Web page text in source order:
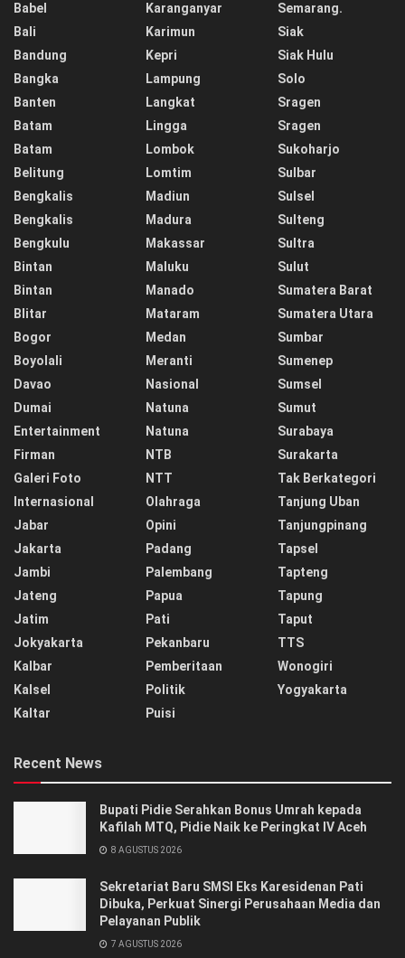
Babel
Bali
Bandung
Bangka
Banten
Batam
Batam
Belitung
Bengkalis
Bengkalis
Bengkulu
Bintan
Bintan
Blitar
Bogor
Boyolali
Davao
Dumai
Entertainment
Firman
Galeri Foto
Internasional
Jabar
Jakarta
Jambi
Jateng
Jatim
Jokyakarta
Kalbar
Kalsel
Kaltar
Karanganyar
Karimun
Kepri
Lampung
Langkat
Lingga
Lombok
Lomtim
Madiun
Madura
Makassar
Maluku
Manado
Mataram
Medan
Meranti
Nasional
Natuna
Natuna
NTB
NTT
Olahraga
Opini
Padang
Palembang
Papua
Pati
Pekanbaru
Pemberitaan
Politik
Puisi
Semarang.
Siak
Siak Hulu
Solo
Sragen
Sragen
Sukoharjo
Sulbar
Sulsel
Sulteng
Sultra
Sulut
Sumatera Barat
Sumatera Utara
Sumbar
Sumenep
Sumsel
Sumut
Surabaya
Surakarta
Tak Berkategori
Tanjung Uban
Tanjungpinang
Tapsel
Tapteng
Tapung
Taput
TTS
Wonogiri
Yogyakarta
Recent News
Bupati Pidie Serahkan Bonus Umrah kepada
Kafilah MTQ, Pidie Naik ke Peringkat IV Aceh
8 AGUSTUS 2026
Sekretariat Baru SMSI Eks Karesidenan Pati
Dibuka, Perkuat Sinergi Perusahaan Media dan
Pelayanan Publik
7 AGUSTUS 2026